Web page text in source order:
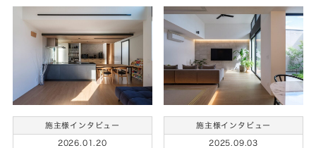
ました。
施主様インタビュー
2026.01.20
施主様インタビュー
2025.09.03